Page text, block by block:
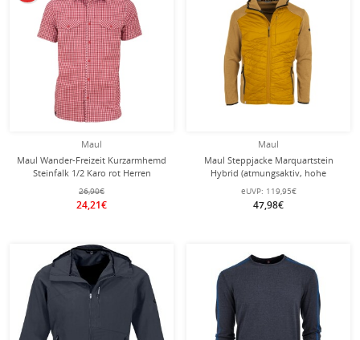
Maul
Maul Wander-Freizeit Kurzarmhemd
Steinfalk 1/2 Karo rot Herren
26,90€
24,21€
Maul
Maul Steppjacke Marquartstein
Hybrid (atmungsaktiv, hohe
Wärmeisolierung) gelb Herren
eUVP: 119,95€
47,98€